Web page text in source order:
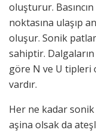
oluşturur.
noktasına ulaşıp
oluşur. Sonik
sahiptir.
göre N ve U tipleri
vardır.
Her ne kadar
aşina olsak da